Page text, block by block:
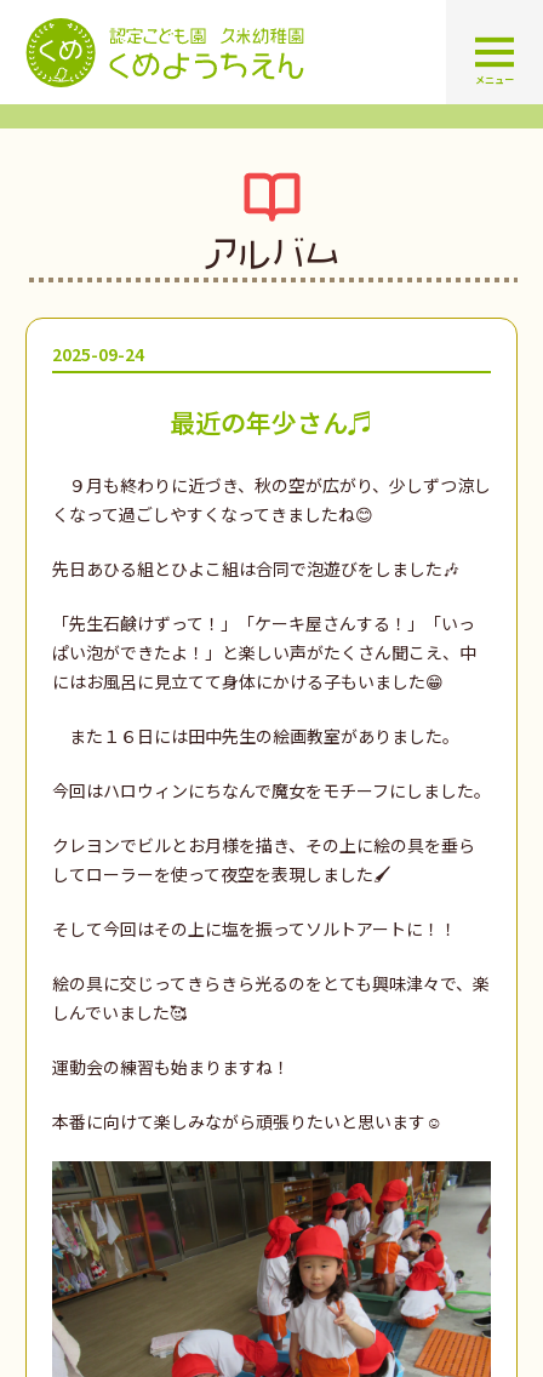
認定こども園 学校法人久米幼
メニュー
アルバム
2025-09-24
最近の年少さん♬
９月も終わりに近づき、秋の空が広がり、少しずつ涼し
くなって過ごしやすくなってきましたね😊
先日あひる組とひよこ組は合同で泡遊びをしました🎶
「先生石鹸けずって！」「ケーキ屋さんする！」「いっ
ぱい泡ができたよ！」と楽しい声がたくさん聞こえ、中
にはお風呂に見立てて身体にかける子もいました😁
また１６日には田中先生の絵画教室がありました。
今回はハロウィンにちなんで魔女をモチーフにしました。
クレヨンでビルとお月様を描き、その上に絵の具を垂ら
してローラーを使って夜空を表現しました🖌️
そして今回はその上に塩を振ってソルトアートに！！
絵の具に交じってきらきら光るのをとても興味津々で、楽
しんでいました🥰
運動会の練習も始まりますね！
本番に向けて楽しみながら頑張りたいと思います☺️